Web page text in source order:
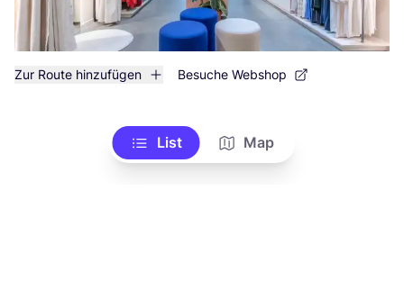
Zur Route hinzufügen Besuche Webshop
List Map